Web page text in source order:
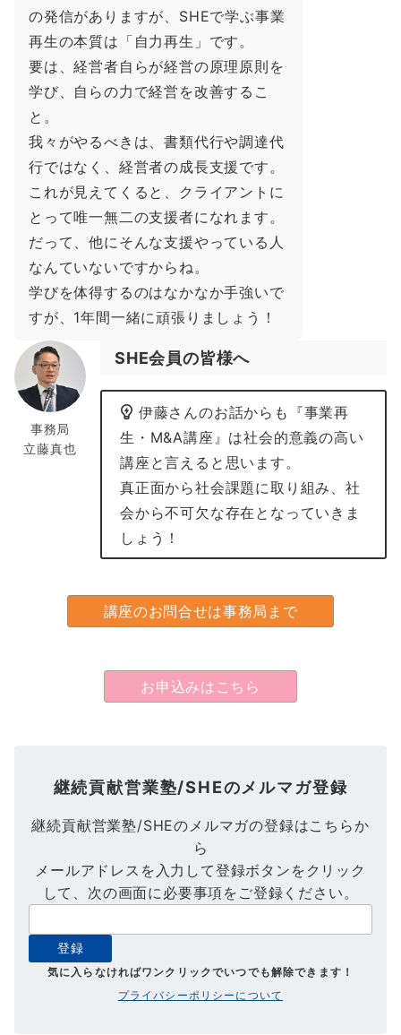
の発信がありますが、SHEで学ぶ事業
再生の本質は「自力再生」です。
要は、経営者自らが経営の原理原則を
学び、自らの力で経営を改善するこ
と。
我々がやるべきは、書類代行や調達代
行ではなく、経営者の成長支援です。
これが見えてくると、クライアントに
とって唯一無二の支援者になれます。
だって、他にそんな支援やっている人
なんていないですからね。
学びを体得するのはなかなか手強いで
すが、1年間一緒に頑張りましょう！
事務局
立藤真也
SHE会員の皆様へ
伊藤さんのお話からも『事業再
生・M&A講座』は社会的意義の高い
講座と言えると思います。
真正面から社会課題に取り組み、社
会から不可欠な存在となっていきま
しょう！
講座のお問合せは事務局まで
お申込みはこちら
継続貢献営業塾/SHEのメルマガ登録
継続貢献営業塾/SHEのメルマガの登録はこちらか
ら
メールアドレスを入力して登録ボタンをクリック
して、次の画面に必要事項をご登録ください。
気に入らなければワンクリックでいつでも解除できます！
プライバシーポリシーについて